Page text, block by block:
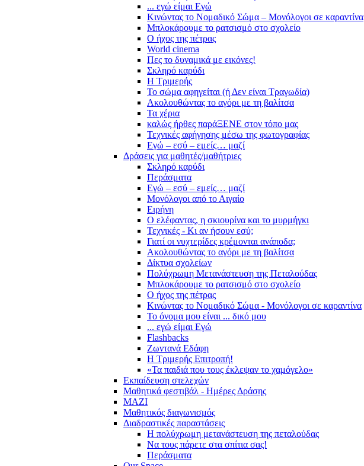
... εγώ είμαι Εγώ
Κινώντας το Νομαδικό Σώμα – Μονόλογοι σε καραντίνα
Μπλοκάρουμε το ρατσισμό στο σχολείο
Ο ήχος της πέτρας
World cinema
Πες το δυναμικά με εικόνες!
Σκληρό καρύδι
Η Τριμερής
Το σώμα αφηγείται (ή Δεν είναι Τραγωδία)
Ακολουθώντας το αγόρι με τη βαλίτσα
Τα χέρια
καλώς ήρθες παράΞΕΝΕ στον τόπο μας
Τεχνικές αφήγησης μέσω της φωτογραφίας
Εγώ – εσύ – εμείς… μαζί
Δράσεις για μαθητές/μαθήτριες
Σκληρό καρύδι
Περάσματα
Εγώ – εσύ – εμείς… μαζί
Μονόλογοι από το Αιγαίο
Ειρήνη
Ο ελέφαντας, η σκιουρίνα και το μυρμήγκι
Τεχνικές - Κι αν ήσουν εσύ;
Γιατί οι νυχτερίδες κρέμονται ανάποδα;
Ακολουθώντας το αγόρι με τη βαλίτσα
Δίκτυα σχολείων
Πολύχρωμη Μετανάστευση της Πεταλούδας
Μπλοκάρουμε το ρατσισμό στο σχολείο
Ο ήχος της πέτρας
Κινώντας το Νομαδικό Σώμα - Μονόλογοι σε καραντίνα
Το όνομα μου είναι ... δικό μου
... εγώ είμαι Εγώ
Flashbacks
Ζωντανά Εδάφη
Η Τριμερής Επιτροπή!
«Τα παιδιά που τους έκλεψαν το χαμόγελο»
Εκπαίδευση στελεχών
Μαθητικά φεστιβάλ - Ημέρες Δράσης
ΜΑΖΙ
Μαθητικός διαγωνισμός
Διαδραστικές παραστάσεις
Η πολύχρωμη μετανάστευση της πεταλούδας
Να τους πάρετε στα σπίτια σας!
Περάσματα